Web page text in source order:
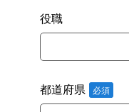
役職
都道府県